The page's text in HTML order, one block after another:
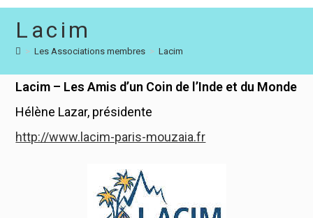
Lacim
> Les Associations membres > Lacim
Lacim – Les Amis d’un Coin de l’Inde et du Monde
Hélène Lazar, présidente
http://www.lacim-paris-mouzaia.fr